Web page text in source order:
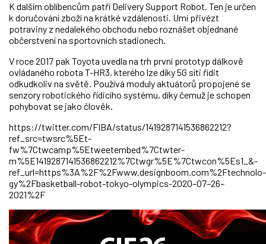
K dalším oblíbencům patří Delivery Support Robot. Ten je určen
k doručování zboží na krátké vzdálenosti. Umí přivézt
potraviny z nedalekého obchodu nebo roznášet objednané
občerstvení na sportovních stadionech.
V roce 2017 pak Toyota uvedla na trh první prototyp dálkově
ovládaného robota T-HR3, kterého lze díky 5G síti řídit
odkudkoliv na světě. Používá moduly aktuátorů propojené se
senzory robotického řídicího systému, díky čemuž je schopen
pohybovat se jako člověk.
https://twitter.com/FIBA/sta­tus/1419287141536862212?
ref_src=twsrc%5Et­
fw%7Ctwcamp%5Etweetembed%7Ctwter­
m%5E1419287141536862212%7Ctwgr%5E%7Ctwcon%5Es1_&­
ref_url=https%3A%2F%2Fwww­.designboom.com%2Ftechnolo­
gy%2Fbasketball-robot-tokyo-olympics-2020–07–26–
2021%2F